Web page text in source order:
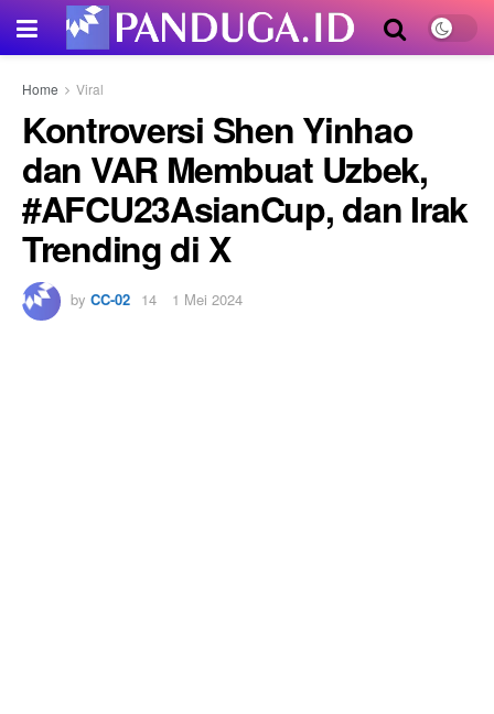
Home Viral
Kontroversi Shen Yinhao
dan VAR Membuat Uzbek,
#AFCU23AsianCup, dan Irak
Trending di X
by CC-02 1 Mei 2024